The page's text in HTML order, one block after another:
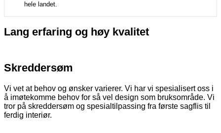
hele landet.
Lang erfaring og høy kvalitet
Skreddersøm
Vi vet at behov og ønsker varierer. Vi har vi spesialisert oss i
å imøtekomme behov for så vel design som bruksområde. Vi
tror på skreddersøm og spesialtilpassing fra første sagflis til
ferdig interiør.